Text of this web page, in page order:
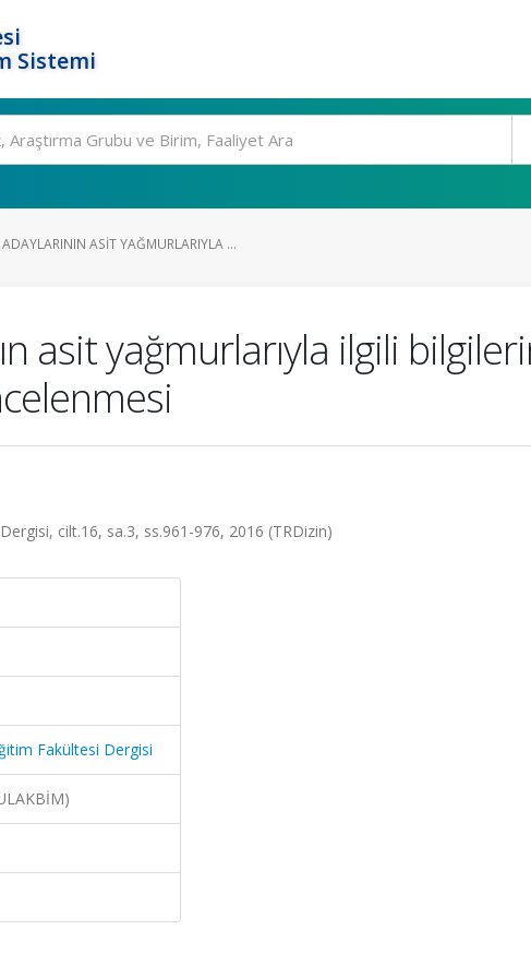
Sistemi
ASIT YAĞMURLARIYLA ...
asit yağmurlarıyla ilgili
cilt.16, sa.3, ss.961-976, 2016 (TRDizin)
Fakültesi Dergisi